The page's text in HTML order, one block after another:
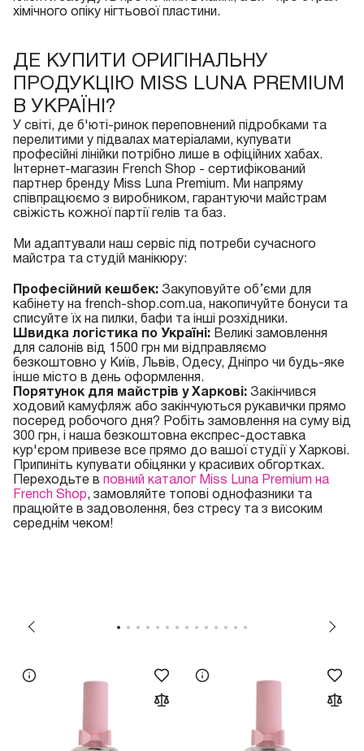
хімічного опіку нігтьової пластини.
ДЕ КУПИТИ ОРИГІНАЛЬНУ
ПРОДУКЦІЮ MISS LUNA PREMIUM
В УКРАЇНІ?
У світі, де б'юті-ринок переповнений підробками та
перелитими у підвалах матеріалами, купувати
професійні лінійки потрібно лише в офіційних хабах.
Інтернет-магазин French Shop - сертифікований
партнер бренду Miss Luna Premium. Ми напряму
співпрацюємо з виробником, гарантуючи майстрам
свіжість кожної партії гелів та баз.
Ми адаптували наш сервіс під потреби сучасного
майстра та студій манікюру:
Професійний кешбек: Закуповуйте об’єми для
кабінету на french-shop.com.ua, накопичуйте бонуси та
списуйте їх на пилки, бафи та інші розхідники.
Швидка логістика по Україні: Великі замовлення
для салонів від 1500 грн ми відправляємо
безкоштовно у Київ, Львів, Одесу, Дніпро чи будь-яке
інше місто в день оформлення.
Порятунок для майстрів у Харкові: Закінчився
ходовий камуфляж або закінчуються рукавички прямо
посеред робочого дня? Робіть замовлення на суму від
300 грн, і наша безкоштовна експрес-доставка
кур'єром привезе все прямо до вашої студії у Харкові.
Припиніть купувати обіцянки у красивих обгортках.
Переходьте в повний каталог Miss Luna Premium на
French Shop, замовляйте топові однофазники та
працюйте в задоволення, без стресу та з високим
середнім чеком!